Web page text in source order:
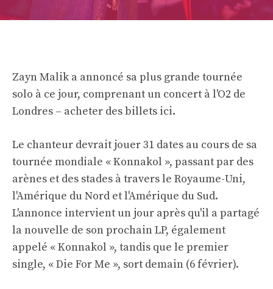
Zayn Malik a annoncé sa plus grande tournée
solo à ce jour, comprenant un concert à l'O2 de
Londres – acheter des billets ici.
Le chanteur devrait jouer 31 dates au cours de sa
tournée mondiale « Konnakol », passant par des
arènes et des stades à travers le Royaume-Uni,
l'Amérique du Nord et l'Amérique du Sud.
L'annonce intervient un jour après qu'il a partagé
la nouvelle de son prochain LP, également
appelé « Konnakol », tandis que le premier
single, « Die For Me », sort demain (6 février).